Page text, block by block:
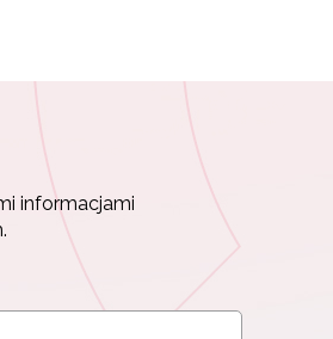
informacjami